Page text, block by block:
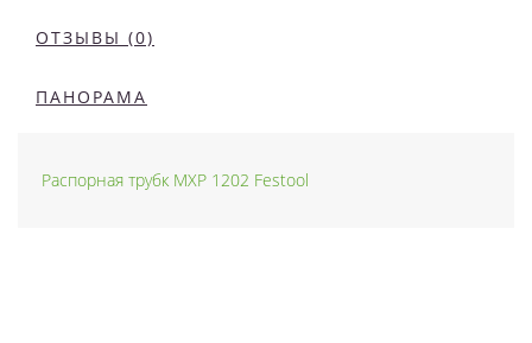
ОТЗЫВЫ (0)
ПАНОРАМА
Распорная трубк MXP 1202 Festool